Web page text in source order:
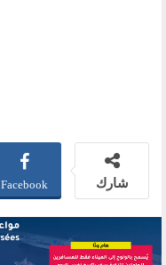
شارك Facebook